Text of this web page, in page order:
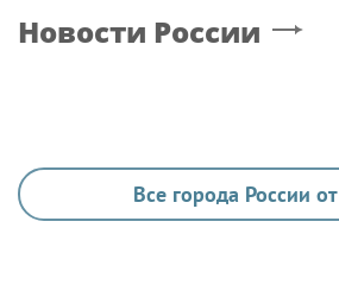
Новости тенниса